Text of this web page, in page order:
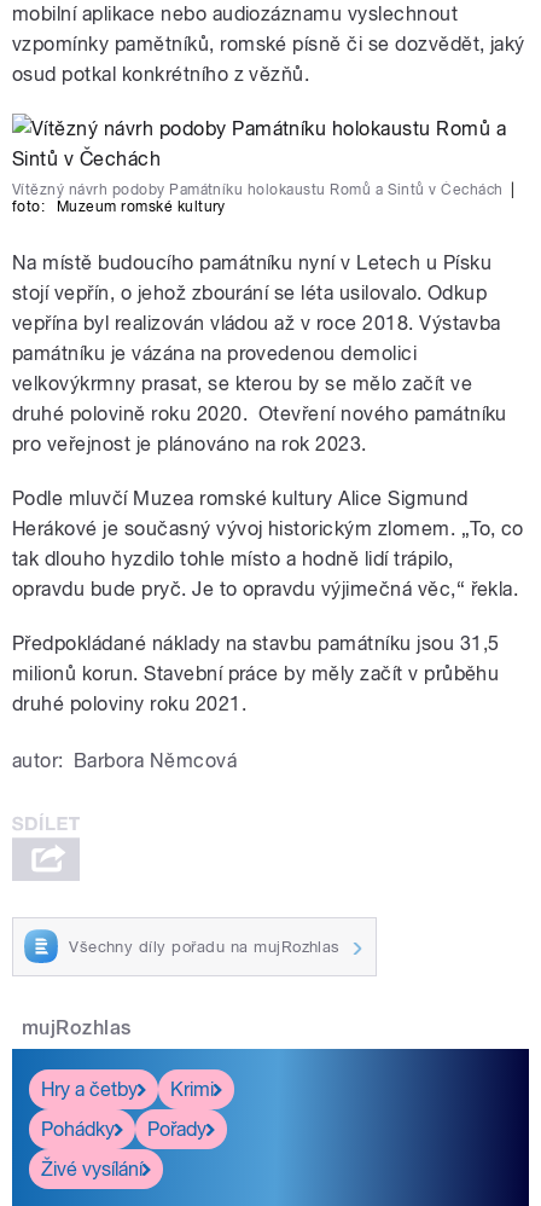
mobilní aplikace nebo audiozáznamu vyslechnout
vzpomínky pamětníků, romské písně či se dozvědět, jaký
osud potkal konkrétního z vězňů.
Vítězný návrh podoby Památníku holokaustu Romů a Sintů v Čechách
foto:
Muzeum romské kultury
Na místě budoucího památníku nyní v Letech u Písku
stojí vepřín, o jehož zbourání se léta usilovalo. Odkup
vepřína byl realizován vládou až v roce 2018. Výstavba
památníku je vázána na provedenou demolici
velkovýkrmny prasat, se kterou by se mělo začít ve
druhé polovině roku 2020. Otevření nového památníku
pro veřejnost je plánováno na rok 2023.
Podle mluvčí Muzea romské kultury Alice Sigmund
Herákové je současný vývoj historickým zlomem. „To, co
tak dlouho hyzdilo tohle místo a hodně lidí trápilo,
opravdu bude pryč. Je to opravdu výjimečná věc,“ řekla.
Předpokládané náklady na stavbu památníku jsou 31,5
milionů korun. Stavební práce by měly začít v průběhu
druhé poloviny roku 2021.
autor: Barbora Němcová
Všechny díly pořadu na mujRozhlas
mujRozhlas
Hry a četby
Krimi
Pohádky
Pořady
Živé vysílání